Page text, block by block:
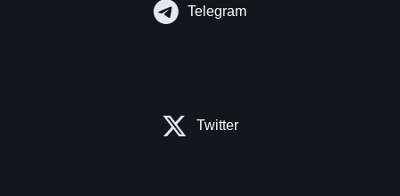
Telegram
Twitter